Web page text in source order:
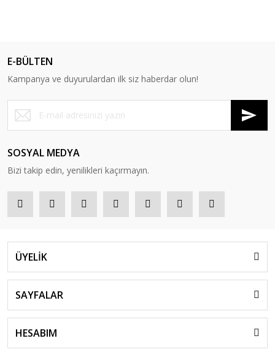
E-BÜLTEN
Kampanya ve duyurulardan ilk siz haberdar olun!
SOSYAL MEDYA
Bizi takip edin, yenilikleri kaçırmayın.
ÜYELİK
SAYFALAR
HESABIM